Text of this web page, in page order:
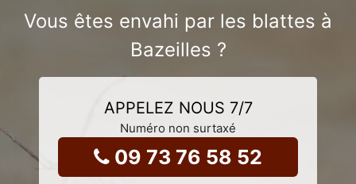
Vous êtes envahi par les blattes à
Bazeilles ?
APPELEZ NOUS 7/7
Numéro non surtaxé
09 73 76 58 52